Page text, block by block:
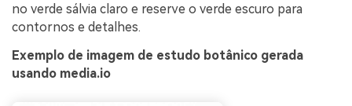
no verde sálvia claro e reserve o verde escuro para
contornos e detalhes.
Exemplo de imagem de estudo botânico gerada
usando media.io